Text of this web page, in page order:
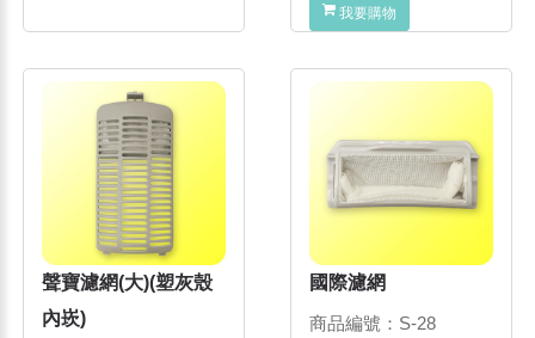
我要購物
聲寶濾網(大)(塑灰殼
內崁)
國際濾網
商品編號：S-28